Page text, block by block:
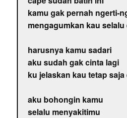
kamu gak pernah ngerti-
mengagumkan kau selalu
harusnya kamu sadari
aku sudah gak cinta lagi
ku jelaskan kau tetap saja
aku bohongin kamu
selalu menyakitimu